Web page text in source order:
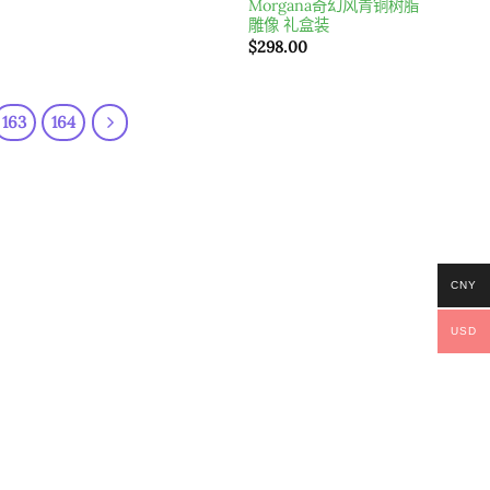
Morgana奇幻风青铜树脂
雕像 礼盒装
$298.00
163 164
CNY
USD